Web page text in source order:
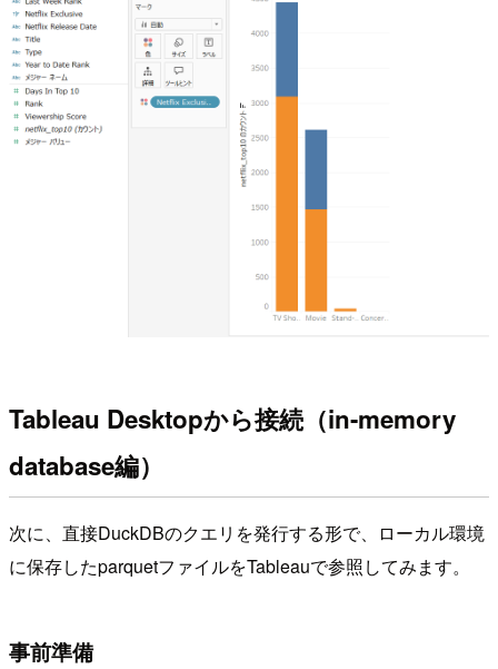
Tableau Desktopから接続（in-memory
database編）
次に、直接DuckDBのクエリを発行する形で、ローカル環境
に保存したparquetファイルをTableauで参照してみます。
事前準備